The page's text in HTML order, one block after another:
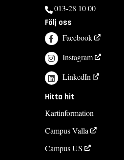
013-28 10 00
Följ oss
Facebook
Instagram
LinkedIn
Hitta hit
Kartinformation
Campus Valla
Campus US